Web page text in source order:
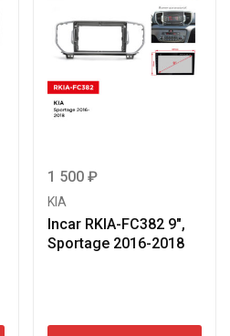
1 500 ₽
KIA
Incar RKIA-FC382 9″,
Sportage 2016-2018